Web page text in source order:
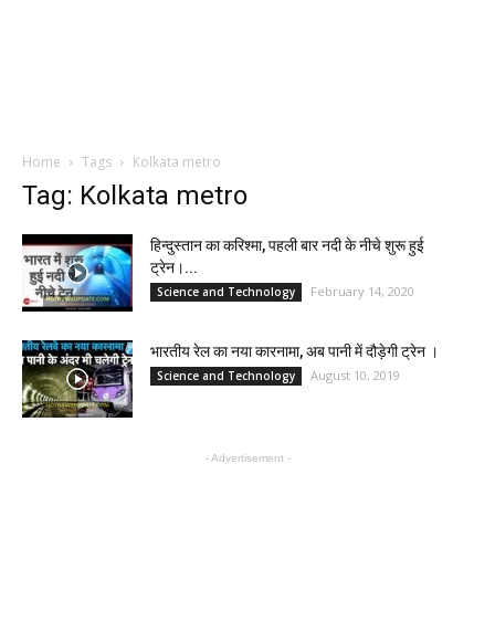
Home Tags Kolkata metro
Tag: Kolkata metro
हिन्दुस्तान का करिश्मा, पहली बार नदी के नीचे शुरू हुई
ट्रेन।...
Science and Technology February 14, 2020
भारतीय रेल का नया कारनामा, अब पानी में दौड़ेगी ट्रेन ।
Science and Technology August 10, 2019
- Advertisement -